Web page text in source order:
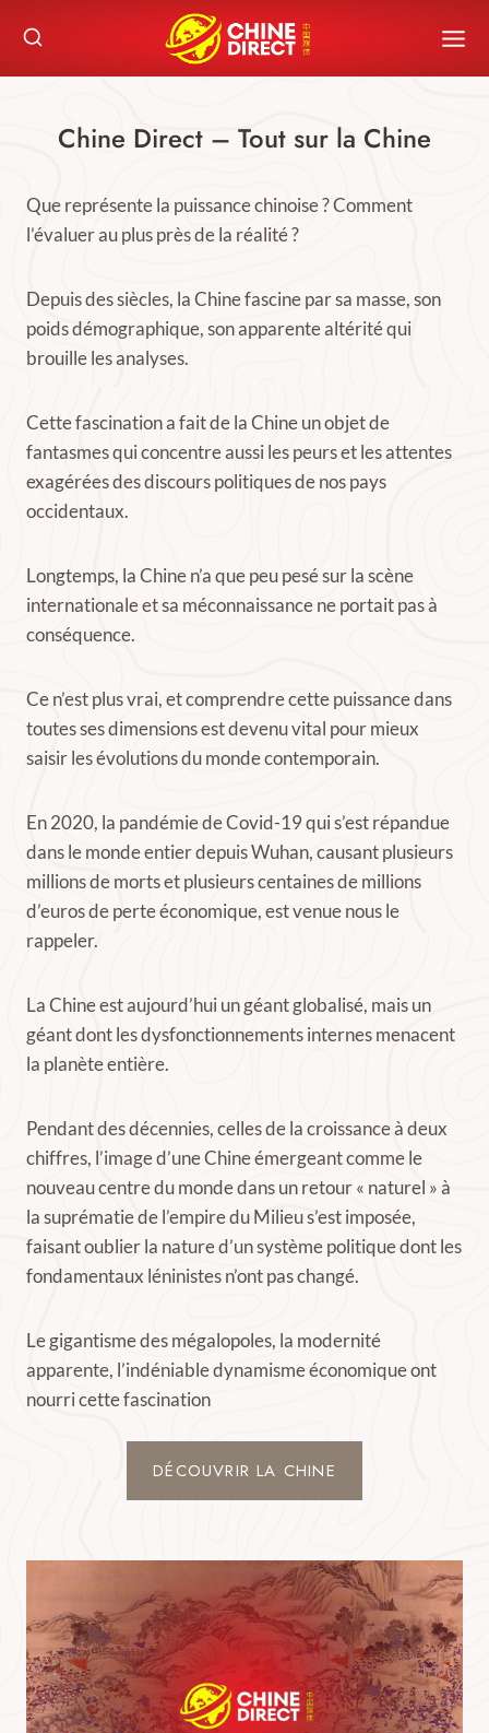
content
Chine Direct – Tout sur la Chine
Que représente la puissance chinoise ? Comment
l’évaluer au plus près de la réalité ?
Depuis des siècles, la Chine fascine par sa masse, son
poids démographique, son apparente altérité qui
brouille les analyses.
Cette fascination a fait de la Chine un objet de
fantasmes qui concentre aussi les peurs et les attentes
exagérées des discours politiques de nos pays
occidentaux.
Longtemps, la Chine n’a que peu pesé sur la scène
internationale et sa méconnaissance ne portait pas à
conséquence.
Ce n’est plus vrai, et comprendre cette puissance dans
toutes ses dimensions est devenu vital pour mieux
saisir les évolutions du monde contemporain.
En 2020, la pandémie de Covid-19 qui s’est répandue
dans le monde entier depuis Wuhan, causant plusieurs
millions de morts et plusieurs centaines de millions
d’euros de perte économique, est venue nous le
rappeler.
La Chine est aujourd’hui un géant globalisé, mais un
géant dont les dysfonctionnements internes menacent
la planète entière.
Pendant des décennies, celles de la croissance à deux
chiffres, l’image d’une Chine émergeant comme le
nouveau centre du monde dans un retour « naturel » à
la suprématie de l’empire du Milieu s’est imposée,
faisant oublier la nature d’un système politique dont les
fondamentaux léninistes n’ont pas changé.
Le gigantisme des mégalopoles, la modernité
apparente, l’indéniable dynamisme économique ont
nourri cette fascination
DÉCOUVRIR LA CHINE